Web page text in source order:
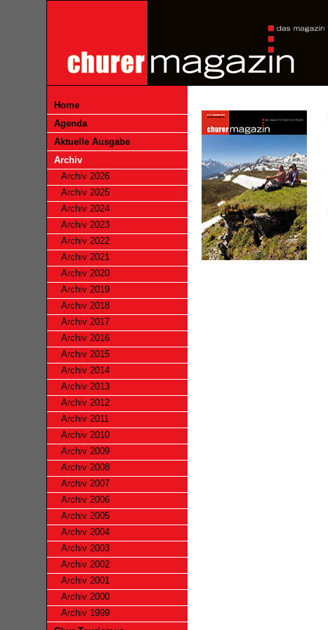
Home
Agenda
Aktuelle Ausgabe
Archiv
Archiv 2026
Archiv 2025
Archiv 2024
Archiv 2023
Archiv 2022
Archiv 2021
Archiv 2020
Archiv 2019
Archiv 2018
Archiv 2017
Archiv 2016
Archiv 2015
Archiv 2014
Archiv 2013
Archiv 2012
Archiv 2011
Archiv 2010
Archiv 2009
Archiv 2008
Archiv 2007
Archiv 2006
Archiv 2005
Archiv 2004
Archiv 2003
Archiv 2002
Archiv 2001
Archiv 2000
Archiv 1999